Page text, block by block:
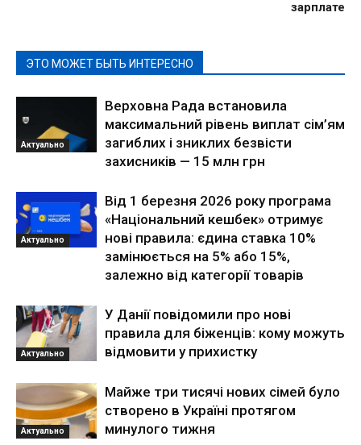
зарплате
ЭТО МОЖЕТ БЫТЬ ИНТЕРЕСНО
Актуально
Верховна Рада встановила
максимальний рівень виплат сім’ям
загиблих і зниклих безвісти
захисників — 15 млн грн
Актуально
Від 1 березня 2026 року програма
«Національний кешбек» отримує
нові правила: єдина ставка 10%
замінюється на 5% або 15%,
залежно від категорії товарів
Актуально
У Данії повідомили про нові
правила для біженців: кому можуть
відмовити у прихистку
Актуально
Майже три тисячі нових сімей було
створено в Україні протягом
минулого тижня